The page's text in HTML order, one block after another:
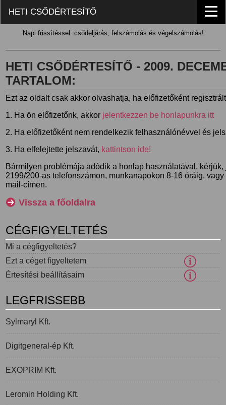
HETI CSŐDÉRTESÍTŐ
Napi frissítéssel: csődeljárás, felszámolás és végelszámolás!
HETI CSŐDÉRTESÍTŐ - 2009.
TARTALOM:
Ezt az oldalt csak akkor olvashatja, ha előfizetőként
1. Ha ön előfizetőnk, akkor jelentkezzen be honlapunkra itt
2. Ha előfizetőként nem rendelkezik felhasználónévvel és
3. Ha elfelejtette jelszavát, kattintson ide!
Bármilyen problémája adódik a honlap használatával,
2199/200-as telefonszámon, munkanapokon 8-16 óráig,
mail-címen.
Vissza a főoldalra
CÉGFIGYELTETÉS
Mi a cégfigyeltetés?
Ezt a céget figyeltetem
Értesítési beállításaim
LEGFRISSEBB
Sylmaryl Kft.
Digitgeneral-ép Kft.
EXOPRIM Kft.
Leromin Holding Kft.